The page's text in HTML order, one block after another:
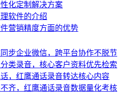
化定制解决方案
软件的介绍
营销精度方面的优势
步企业微信，跨平台协作不脱节
类录音，核心客户资料优先检索
，红鹰通话录音转达核心内容
齐，红鹰通话录音数据量化考核